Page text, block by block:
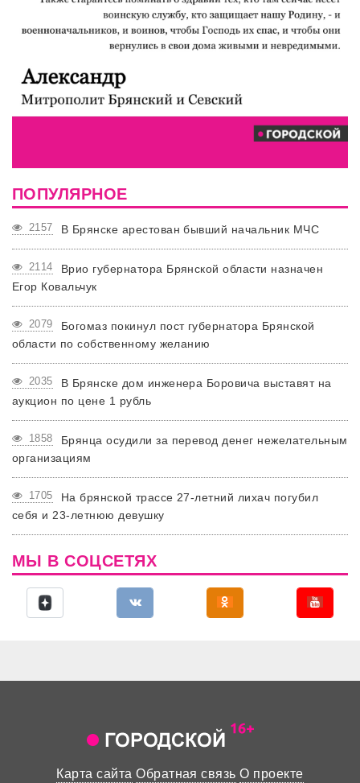
ПОПУЛЯРНОЕ
2157 В Брянске арестован бывший начальник МЧС
2114
Врио губернатора Брянской области назначен
Егор Ковальчук
2079
Богомаз покинул пост губернатора Брянской
области по собственному желанию
2035
В Брянске дом инженера Боровича выставят на
аукцион по цене 1 рубль
1858
Брянца осудили за перевод денег нежелательным
организациям
1705
На брянской трассе 27-летний лихач погубил
себя и 23-летнюю девушку
МЫ В СОЦСЕТЯХ
Карта сайта Обратная связь О проекте